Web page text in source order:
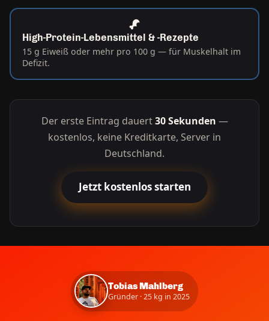
High-Protein-Lebensmittel & -Rezepte
15 g Eiweiß oder mehr pro 100 g — für Muskelhalt im
Defizit.
Der erste Eintrag dauert30 Sekunden —
kostenlos, keine Kreditkarte, Server in
Deutschland.
Jetzt kostenlos starten
Tobias Mahlberg
Gründer · 25 kg in 2025